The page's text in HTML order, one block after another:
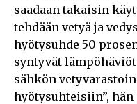
saadaan takaisin
tehdään vetyä ja
hyötysuhde 50
syntyvät
sähkön
hyötysuhteisiin”, hän